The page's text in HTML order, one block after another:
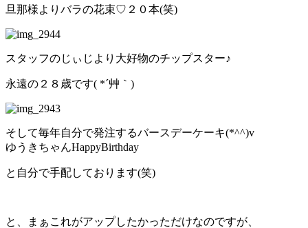
旦那様よりバラの花束♡２０本(笑)
スタッフのじぃじより大好物のチップスター♪
永遠の２８歳です( *´艸｀)
そして毎年自分で発注するバースデーケーキ(*^^)v
ゆうきちゃんHappyBirthday
と自分で手配しております(笑)
と、まぁこれがアップしたかっただけなのですが、